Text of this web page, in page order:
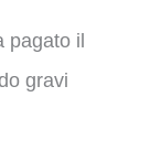
pagato il
gravi